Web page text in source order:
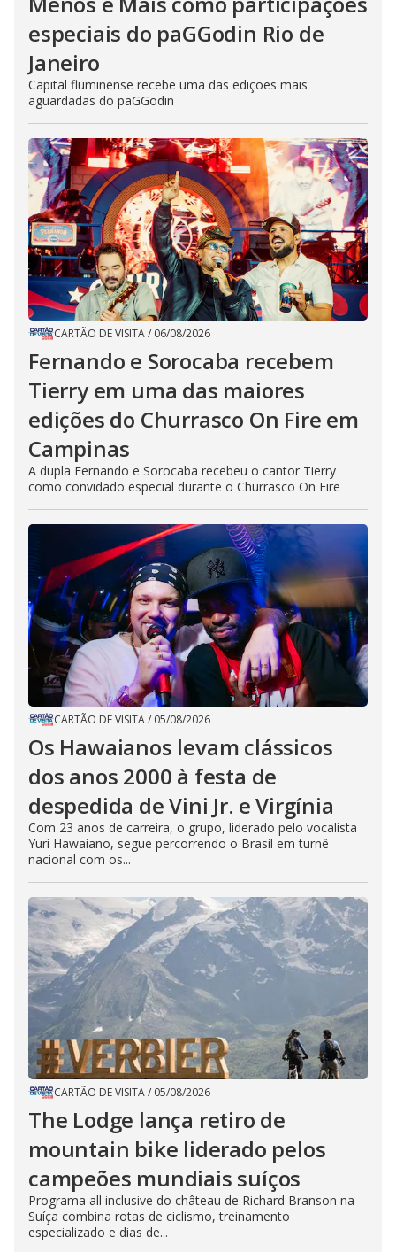
especiais do paGGodin Rio de
Janeiro
Capital fluminense recebe uma das edições mais
aguardadas do paGGodin
CARTÃO DE VISITA/ 06/08/2026
Fernando e Sorocaba recebem
Tierry em uma das maiores
edições do Churrasco On Fire em
Campinas
A dupla Fernando e Sorocaba recebeu o cantor Tierry
como convidado especial durante o Churrasco On Fire
CARTÃO DE VISITA/ 05/08/2026
Os Hawaianos levam clássicos
dos anos 2000 à festa de
despedida de Vini Jr. e Virgínia
Com 23 anos de carreira, o grupo, liderado pelo vocalista
Yuri Hawaiano, segue percorrendo o Brasil em turnê
nacional com os...
CARTÃO DE VISITA/ 05/08/2026
The Lodge lança retiro de
mountain bike liderado pelos
campeões mundiais suíços
Programa all inclusive do château de Richard Branson na
Suíça combina rotas de ciclismo, treinamento
especializado e dias de...